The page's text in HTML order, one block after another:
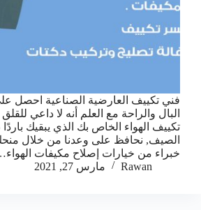
فني تكييف العارضية الصناعية احصل
البال والراحة مع العلم أنه لا داعي
تكييف الهواء الخاص بك الذي يبقيك
الصيف, نحافظ على وعدنا من خلال
خبراء من خيارات إصلاح مكيفات
Rawan
مارس 27, 2021